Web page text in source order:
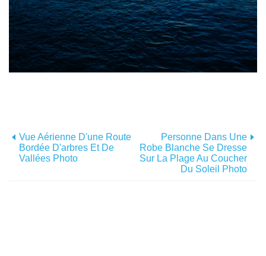
Vue Aérienne D'une Route
Bordée D'arbres Et De
Vallées Photo
Personne Dans Une
Robe Blanche Se Dresse
Sur La Plage Au Coucher
Du Soleil Photo